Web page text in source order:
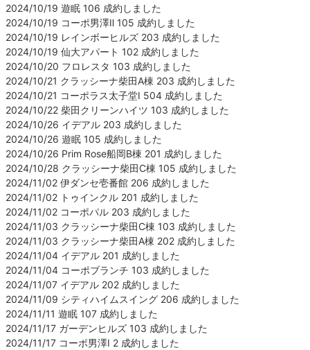
2024/10/19 遊眠 106 成約しました
2024/10/19 コーポ男澤Ⅱ 105 成約しました
2024/10/19 レインボーヒルズ 203 成約しました
2024/10/19 仙大アパート 102 成約しました
2024/10/20 フロレスタ 103 成約しました
2024/10/21 クラッシーナ柴田A棟 203 成約しました
2024/10/21 コーポラス太子堂Ⅰ 504 成約しました
2024/10/22 柴田クリーンハイツ 103 成約しました
2024/10/26 イデアル 203 成約しました
2024/10/26 遊眠 105 成約しました
2024/10/26 Prim Rose船岡B棟 201 成約しました
2024/10/28 クラッシーナ柴田C棟 105 成約しました
2024/11/02 伊ダンセ壱番館 206 成約しました
2024/11/02 トゥインクル 201 成約しました
2024/11/02 コーポパル 203 成約しました
2024/11/03 クラッシーナ柴田C棟 103 成約しました
2024/11/03 クラッシーナ柴田A棟 202 成約しました
2024/11/04 イデアル 201 成約しました
2024/11/04 コーポブランチ 103 成約しました
2024/11/07 イデアル 202 成約しました
2024/11/09 シティハイムスイング 206 成約しました
2024/11/11 遊眠 107 成約しました
2024/11/17 ガーデンヒルズ 103 成約しました
2024/11/17 コーポ男澤Ⅰ 2 成約しました